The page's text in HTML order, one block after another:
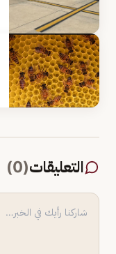
التعليقات(
0
)